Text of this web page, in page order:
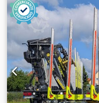
nuestras instalaciones
* Golec Nutzfahrzeuge
ruso) * Viktoria
inglés) Peso en vacío:
gusto aceptamos su
Posibilidad de
Crodpfx Aoyxiyqebrjf
Idiomas que hablamos:
ucraniano, ruso, búlgaro.